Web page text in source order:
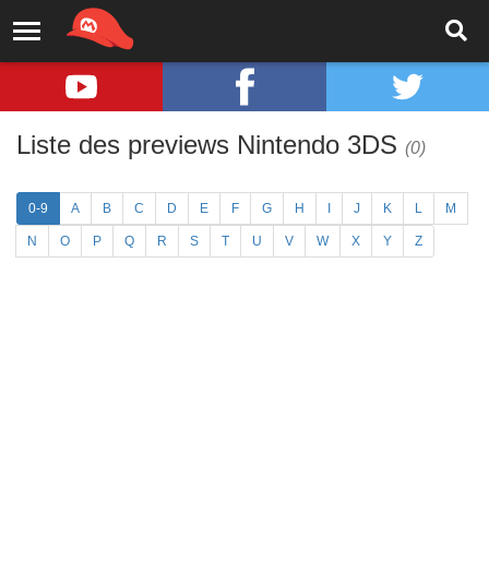
Liste des previews Nintendo 3DS (0)
0-9 A B C D E F G H J K L M
N O P Q R S T U V W X Y Z